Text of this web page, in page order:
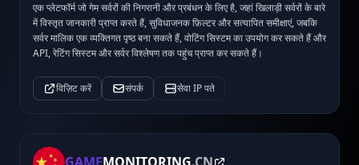
एक प्लेटफॉर्म जो गेम सर्वरों की निगरानी और प्रबंधन के लिए है, जहां खिलाड़ी सर्वरों के बारे
में विस्तृत जानकारी प्राप्त करते हैं, सुविधाजनक फ़िल्टर और सत्यापित समीक्षाएं, जबकि
सर्वर मालिक एक व्यक्तिगत पृष्ठ बना सकते हैं, वोटिंग सिस्टम का उपयोग कर सकते हैं और
API, रेटिंग सिस्टम और सर्वर विश्लेषण तक पहुंच प्राप्त कर सकते हैं।
विज़िट करें संपर्क सेवा IP पते